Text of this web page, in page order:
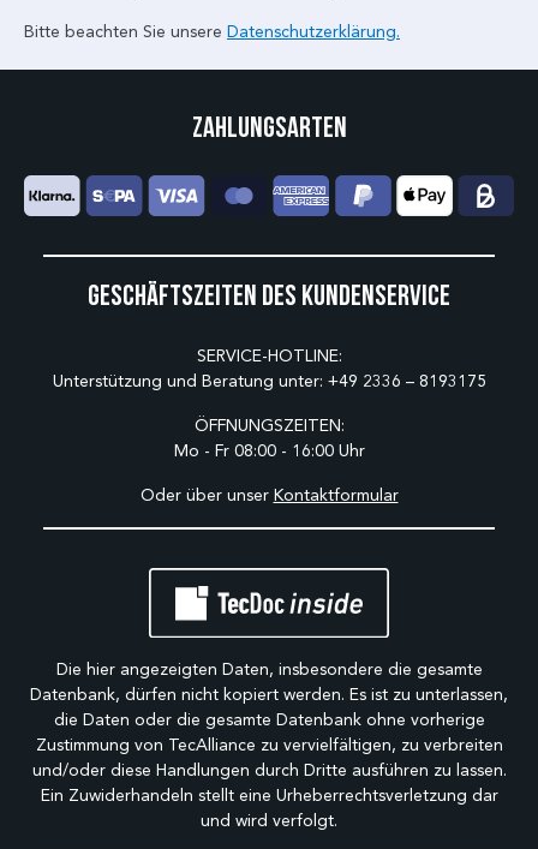
Bitte beachten Sie unsere Datenschutzerklärung.
Geschäftszeiten des Kundenservice
SERVICE-HOTLINE:
Unterstützung und Beratung unter: +49 2336 – 8193175
ÖFFNUNGSZEITEN:
Mo - Fr 08:00 - 16:00 Uhr
Oder über unser Kontaktformular
Zahlungsarten
Die hier angezeigten Daten, insbesondere die gesamte
Datenbank, dürfen nicht kopiert werden. Es ist zu unterlassen,
die Daten oder die gesamte Datenbank ohne vorherige
Zustimmung von TecAlliance zu vervielfältigen, zu verbreiten
und/oder diese Handlungen durch Dritte ausführen zu lassen.
Ein Zuwiderhandeln stellt eine Urheberrechtsverletzung dar
und wird verfolgt.